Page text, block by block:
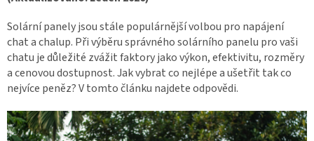
Solární panely jsou stále populárnější volbou pro napájení
chat a chalup. Při výběru správného solárního panelu pro vaši
chatu je důležité zvážit faktory jako výkon, efektivitu, rozměry
a cenovou dostupnost. Jak vybrat co nejlépe a ušetřit tak co
nejvíce peněz? V tomto článku najdete odpovědi.